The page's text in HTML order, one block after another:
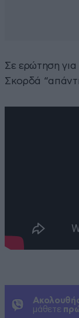
Σε ερώτηση για
Σκορδά
μάθετε